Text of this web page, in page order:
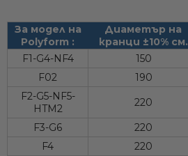
За модел на
Polyform :
Диаметър на
кранци ±10% см.
F1-G4-NF4
150
F02
190
F2-G5-NF5-
HTM2
220
F3-G6
220
F4
220